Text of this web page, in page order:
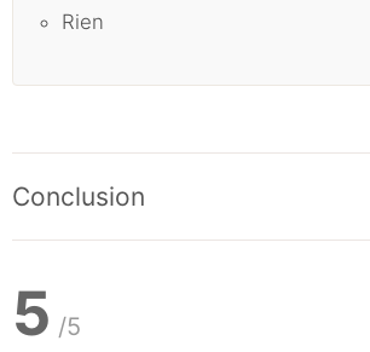
Rien
Conclusion
5 /5